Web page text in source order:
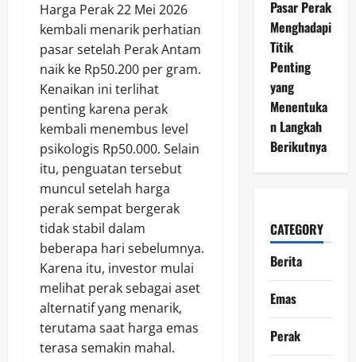
Harga Perak 22 Mei 2026
kembali menarik perhatian
pasar setelah Perak Antam
naik ke Rp50.200 per gram.
Kenaikan ini terlihat
penting karena perak
kembali menembus level
psikologis Rp50.000. Selain
itu, penguatan tersebut
muncul setelah harga
perak sempat bergerak
tidak stabil dalam
beberapa hari sebelumnya.
Karena itu, investor mulai
melihat perak sebagai aset
alternatif yang menarik,
terutama saat harga emas
terasa semakin mahal.
Pasar Perak
Menghadapi
Titik
Penting
yang
Menentuka
n Langkah
Berikutnya
CATEGORY
Berita
Emas
Perak